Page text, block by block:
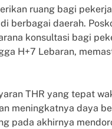
ruang bagi
berbagai daerah.
konsultasi bagi
H+7 Lebaran,
THR yang tepat
meningkatnya daya
pada akhirnya